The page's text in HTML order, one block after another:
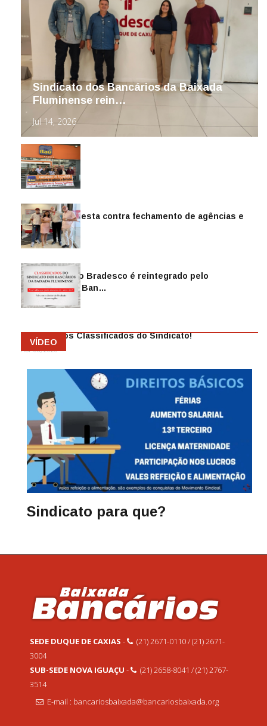
Sindicato dos Bancários da Baixada
Fluminense rein…
Jul 14, 2026
Sindicato protesta contra fechamento de agências e
as demiss…
Mai 13, 2026
Funcionário do Bradesco é reintegrado pelo
Sindicato dos Ban…
Abr 08, 2026
Anuncie nos Classificados do Sindicato!
Abr 08, 2026
VÍDEO
Sindicato para que?
SEDE DUQUE DE CAXIAS -
(21) 2671-0110 / (21) 2671-
3004
SUB-SEDE NOVA IGUAÇU -
(21) 2658-8041 / (21) 2767-
3514
E-mail : bancariosbaixada@bancariosbaixada.org